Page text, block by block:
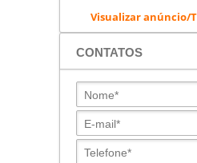
Visualizar anúncio/
CONTATOS